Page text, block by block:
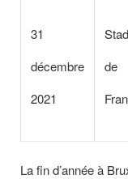
31
décembre
2021
de
La fin d’année à